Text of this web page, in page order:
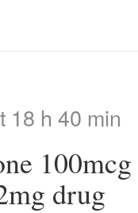
18 h 40 min
drug